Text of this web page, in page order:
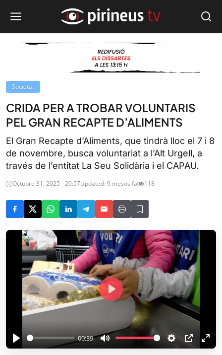
Societat
CRIDA PER A TROBAR VOLUNTARIS
PEL GRAN RECAPTE D’ALIMENTS
El Gran Recapte d’Aliments, que tindrà lloc el 7 i 8
de novembre, busca voluntariat a l’Alt Urgell, a
través de l’entitat La Seu Solidària i el CAPAU.
Octubre 31, 2025 - 20:57Updated: 9 mesos fa 118
P
00:39
M
S
P
E
P